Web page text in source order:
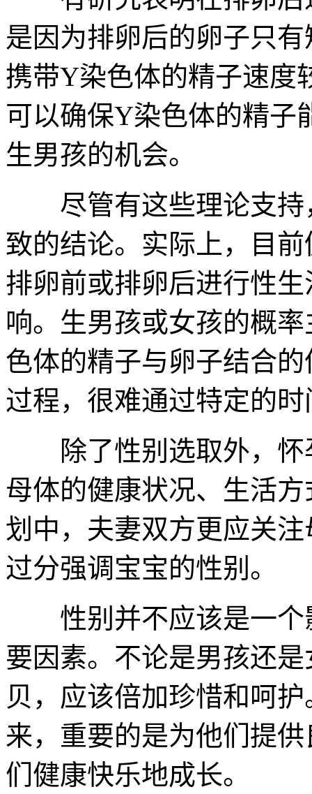
是因为排卵后的卵子只
携带Y染色体的精子速度
可以确保Y染色体的精子
生男孩的机会。
尽管有这些理论支持
致的结论。实际上，目
排卵前或排卵后进行性
响。生男孩或女孩的概
色体的精子与卵子结合
过程，很难通过特定的
除了性别选取外，怀
母体的健康状况、生活
划中，夫妻双方更应关
过分强调宝宝的性别。
性别并不应该是一个
要因素。不论是男孩还
贝，应该倍加珍惜和呵
来，重要的是为他们提
们健康快乐地成长。